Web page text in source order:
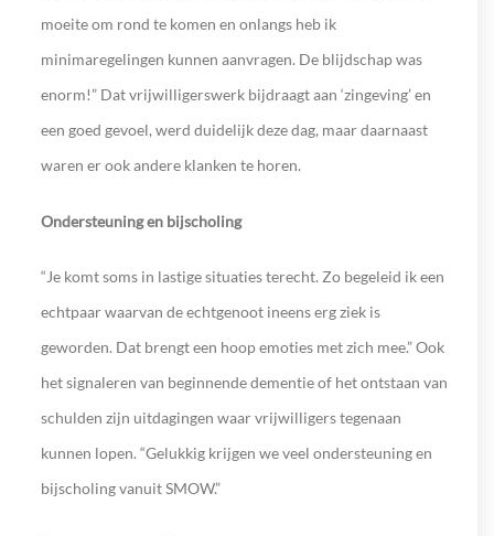
moeite om rond te komen en onlangs heb ik
minimaregelingen kunnen aanvragen. De blijdschap was
enorm!” Dat vrijwilligerswerk bijdraagt aan ‘zingeving’ en
een goed gevoel, werd duidelijk deze dag, maar daarnaast
waren er ook andere klanken te horen.
Ondersteuning en bijscholing
“Je komt soms in lastige situaties terecht. Zo begeleid ik een
echtpaar waarvan de echtgenoot ineens erg ziek is
geworden. Dat brengt een hoop emoties met zich mee.” Ook
het signaleren van beginnende dementie of het ontstaan van
schulden zijn uitdagingen waar vrijwilligers tegenaan
kunnen lopen. “Gelukkig krijgen we veel ondersteuning en
bijscholing vanuit SMOW.”